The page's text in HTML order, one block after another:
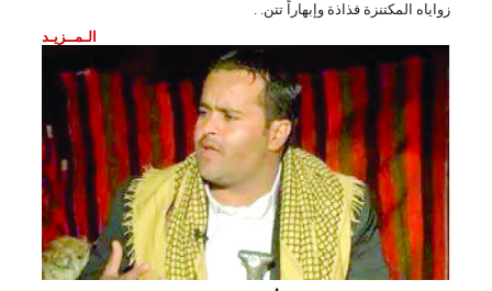
زواياه المكتنزة فذاذة وإبهاراً تتن. .
الـمــزيـد